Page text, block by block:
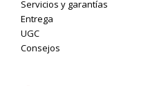
Servicios y garantías
Entrega
UGC
Consejos